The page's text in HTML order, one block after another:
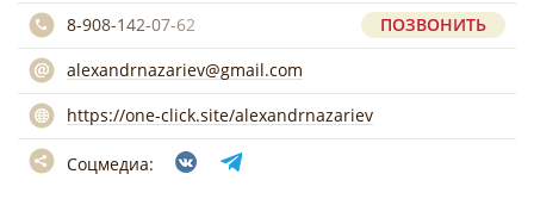
8-908-142-07-62
ПОЗВОНИТЬ
alexandrnazariev@gmail.com
https://one-click.site/alexandrnazariev
Соцмедиа: